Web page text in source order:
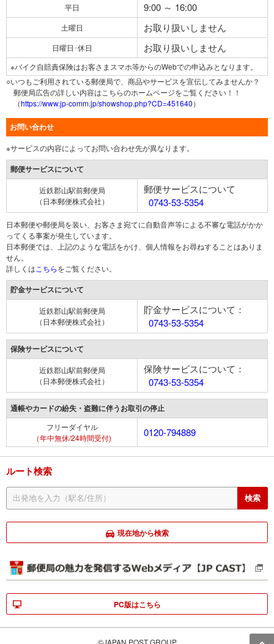
平日 9:00 ～ 16:00
土曜日 お取り扱いしません
日曜日･休日 お取り扱いしません
※バイク自賠責保険はお客さまスマホ等からのWebでの申込みとなります。
○いつもご利用されている郵便局で、商品やサービスを宣伝してみませんか？
郵便局広告の詳しい内容はこちらのホームページをご覧ください！！
（https://www.jp-comm.jp/showshop.php?CD=451640）
お問い合わせ
※サービスの内容によってお問い合わせ先が異なります。
郵便サービスについて
近鉄郡山駅前郵便局
（日本郵便株式会社）
郵便サービスについて
0743-53-5354
日本郵便や郵便局を装い、お客さま宛てに自動音声等による不審な電話がかか
ってくる事案が発生しています。
日本郵便では、上記のような電話をかけ、個人情報をお尋ねすることはありま
せん。
詳しくは こちらをご覧ください。
貯金サービスについて
近鉄郡山駅前郵便局
（日本郵便株式会社）
貯金サービスについて：
0743-53-5354
保険サービスについて
近鉄郡山駅前郵便局
（日本郵便株式会社）
保険サービスについて：
0743-53-5354
通帳やカードの紛失・盗難に伴うお取引の停止
フリーダイヤル
（年中無休/24時間受付)
0120-794889
ルート検索
現在地から検索
PC版はこちら